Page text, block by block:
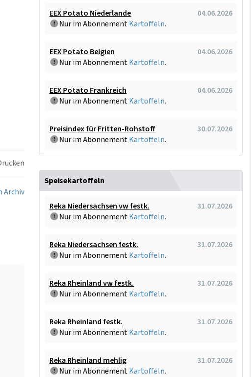
Archiv
EEX Potato Niederlande
04.06.2026
Nur im AbonnementKartoffeln.
EEX Potato Belgien
04.06.2026
Nur im AbonnementKartoffeln.
EEX Potato Frankreich
04.06.2026
Nur im AbonnementKartoffeln.
Preisindex für Fritten-Rohstoff
30.07.2026
Nur im AbonnementKartoffeln.
Speisekartoffeln
Reka Niedersachsen vw festk.
31.07.2026
Nur im AbonnementKartoffeln.
Reka Niedersachsen festk.
31.07.2026
Nur im AbonnementKartoffeln.
Reka Rheinland vw festk.
31.07.2026
Nur im AbonnementKartoffeln.
Reka Rheinland festk.
31.07.2026
Nur im AbonnementKartoffeln.
Reka Rheinland mehlig
31.07.2026
Nur im AbonnementKartoffeln.